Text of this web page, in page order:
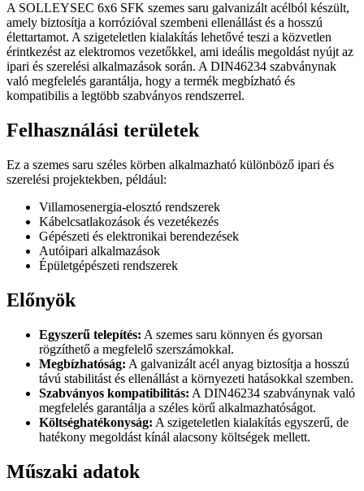
A SOLLEYSEC 6x6 SFK szemes saru galvanizált acélból készült,
amely biztosítja a korrózióval szembeni ellenállást és a hosszú
élettartamot. A szigeteletlen kialakítás lehetővé teszi a közvetlen
érintkezést az elektromos vezetőkkel, ami ideális megoldást nyújt az
ipari és szerelési alkalmazások során. A DIN46234 szabványnak
való megfelelés garantálja, hogy a termék megbízható és
kompatibilis a legtöbb szabványos rendszerrel.
Felhasználási területek
Ez a szemes saru széles körben alkalmazható különböző ipari és
szerelési projektekben, például:
Villamosenergia-elosztó rendszerek
Kábelcsatlakozások és vezetékezés
Gépészeti és elektronikai berendezések
Autóipari alkalmazások
Épületgépészeti rendszerek
Előnyök
Egyszerű telepítés: A szemes saru könnyen és gyorsan
rögzíthető a megfelelő szerszámokkal.
Megbízhatóság: A galvanizált acél anyag biztosítja a hosszú
távú stabilitást és ellenállást a környezeti hatásokkal szemben.
Szabványos kompatibilitás: A DIN46234 szabványnak való
megfelelés garantálja a széles körű alkalmazhatóságot.
Költséghatékonyság: A szigeteletlen kialakítás egyszerű, de
hatékony megoldást kínál alacsony költségek mellett.
Műszaki adatok